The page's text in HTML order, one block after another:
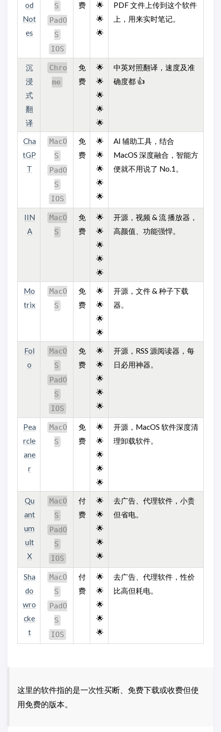
od
Not
es
S
PadO
S
IOS
费
🌟
🌟
🌟
PDF 文件上传到这个软件
上，用来实时笔记。
沉
浸
式
翻
译
Chro
me
免
费
🌟
🌟
🌟
🌟
🌟
中英对照翻译，速度及准
确度都 👍
Cha
tGP
T
MacO
S
PadO
S
IOS
免
费
🌟
🌟
🌟
🌟
🌟
AI 辅助工具，结合
MacOS 深度融合，智能方
便就不用说了 No.1。
IIN
A
MacO
S
免
费
🌟
🌟
🌟
🌟
🌟
开源，视频 & 流 播放器，
高颜值、功能强悍。
Mo
trix
MacO
S
免
费
🌟
🌟
🌟
🌟
开源，文件 & 种子下载
器。
Fol
o
MacO
S
PadO
S
IOS
免
费
🌟
🌟
🌟
🌟
🌟
开源，RSS 源阅读器，每
日必用神器。
Pea
rcle
ane
r
MacO
S
免
费
🌟
🌟
🌟
🌟
🌟
开源，MacOS 软件深度清
理卸载软件。
Qu
ant
um
ult
X
MacO
S
PadO
S
IOS
付
费
🌟
🌟
🌟
🌟
🌟
去广告、代理软件，小贵
但省电。
Sha
do
wro
cke
t
MacO
S
PadO
S
IOS
付
费
🌟
🌟
🌟
🌟
🌟
去广告、代理软件，性价
比高但耗电。
这里的软件指的是一次性买断、免费下载或收费但使
用免费的版本。